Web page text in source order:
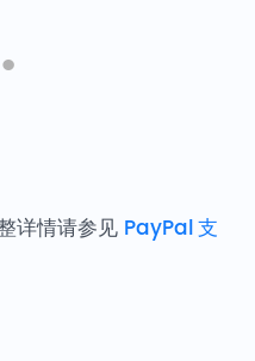
详情请参见 PayPal 支